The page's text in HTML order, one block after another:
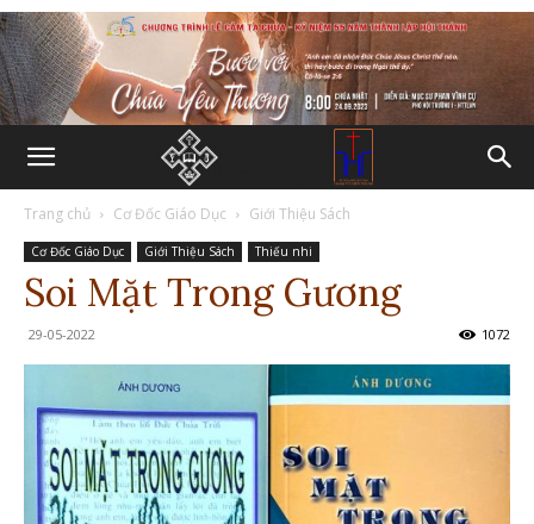
Trang chủ Cơ Đốc Giáo Dục Giới Thiệu Sách
Cơ Đốc Giáo Dục Giới Thiệu Sách Thiếu nhi
Soi Mặt Trong Gương
29-05-2022 1072